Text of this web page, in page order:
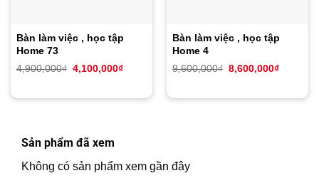
Bàn làm việc , học tập
Home 73
4,900,000₫ Giá
4,100,000₫Giá
Bàn làm việc , học tập
Home 4
9,600,000₫ Giá
8,600,000₫Giá
Sản phẩm đã xem
Không có sản phẩm xem gần đây